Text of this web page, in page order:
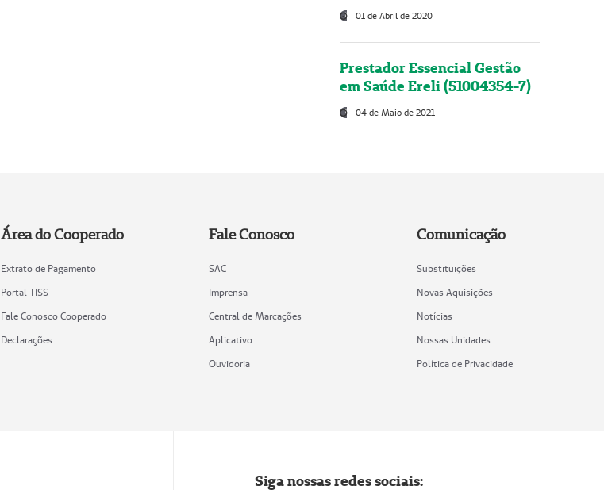
01 de Abril de 2020
Prestador Essencial Gestão
em Saúde Ereli (51004354-7)
04 de Maio de 2021
Área do Cooperado
Extrato de Pagamento
Portal TISS
Fale Conosco Cooperado
Declarações
Fale Conosco
SAC
Imprensa
Central de Marcações
Aplicativo
Ouvidoria
Comunicação
Substituições
Novas Aquisições
Notícias
Nossas Unidades
Política de Privacidade
Siga nossas redes sociais: